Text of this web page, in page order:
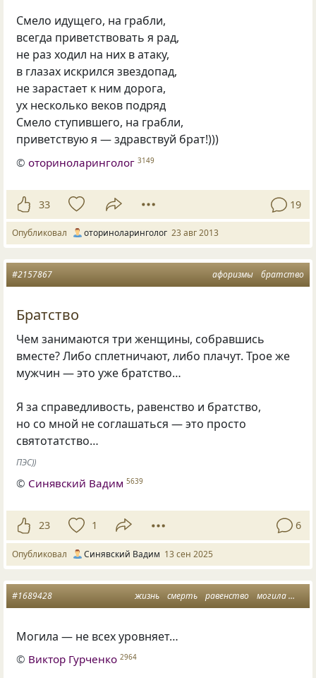
Смело идущего, на грабли,
всегда приветствовать я рад,
не раз ходил на них в атаку,
в глазах искрился звездопад,
не зарастает к ним дорога,
ух несколько веков подряд
Смело ступившего, на грабли,
приветствую я — здравствуй брат!)))
©оториноларинголог 3149
33 19
Опубликовал оториноларинголог 23 авг 2013
афоризмы братство
#2157867
Братство
Чем занимаются три женщины, собравшись
вместе? Либо сплетничают, либо плачут. Трое же
мужчин — это уже братство…
Я за справедливость, равенство и братство,
но со мной не соглашаться — это просто
святотатство…
ПЭС))
© Синявский Вадим 5639
23 1 6
Опубликовал Синявский Вадим 13 сен 2025
жизнь смерть равенство могила
#1689428
Могила — не всех уровняет…
© Виктор Гурченко 2964